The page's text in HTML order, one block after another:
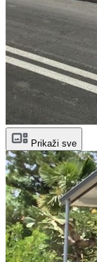
Prikaži sve